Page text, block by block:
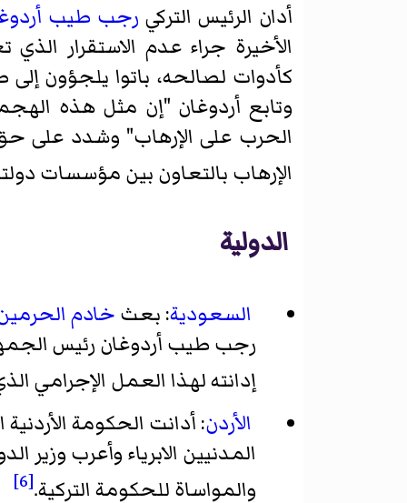
أدان الرئيس التركي رجب طيب
الأخيرة جراء عدم الاستقرار
كأدوات لصالحه، باتوا يلجؤون
وتابع أردوغان "إن مثل هذه
الحرب على الإرهاب" وشدد على حق
الإرهاب بالتعاون بين مؤسسات
الدولية
السعودية: بعث خادم
رجب طيب أردوغان رئيس
إدانته لهذا العمل الإجرامي
الأردن: أدانت الحكومة
المدنيين الابرياء وأعرب
والمواساة للحكومة التركية.[6]